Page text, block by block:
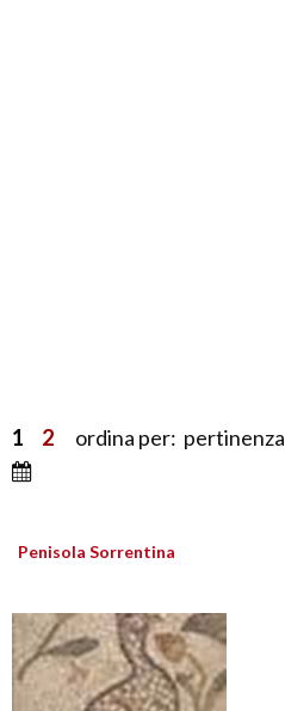
1 2 ordina per: pertinenza
Penisola Sorrentina